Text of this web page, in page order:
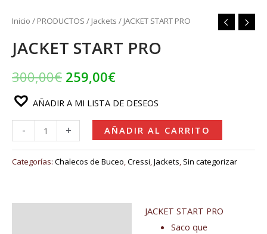
Inicio / PRODUCTOS / Jackets / JACKET START PRO
JACKET START PRO
300,00€ 259,00€
AÑADIR A MI LISTA DE DESEOS
- + AÑADIR AL CARRITO
Categorías: Chalecos de Buceo,Cressi,Jackets, Sin categorizar
JACKET START PRO
Saco que